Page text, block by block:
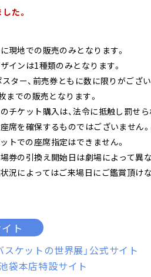
た。
地での販売のみとなります。
インは1種類のみとなります。
ター、前売券ともに数に限りがござ
での販売となります。
チケット購入は、法令に抵触し罰せ
席を確保するものではございません。
トでの座席指定はできません。
券の引換え開始日は劇場によって異な
況によってはご来場日にご鑑賞頂け
ト
スケットの世界展」公式サイト
袋本店特設サイト